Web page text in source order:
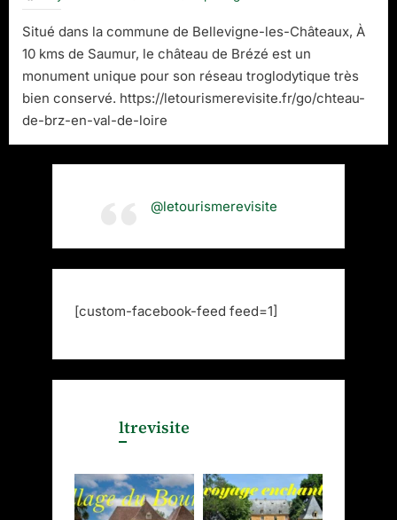
Situé dans la commune de Bellevigne-les-Châteaux, À
10 kms de Saumur, le château de Brézé est un
monument unique pour son réseau troglodytique très
bien conservé. https://letourismerevisite.fr/go/chteau-
de-brz-en-val-de-loire
@letourismerevisite
[custom-facebook-feed feed=1]
ltrevisite